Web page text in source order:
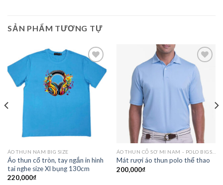
SẢN PHẨM TƯƠNG TỰ
Add to
Wishlist
ÁO THUN NAM BIG SIZE
Áo thun cổ tròn, tay ngắn in hình
tai nghe size Xl bụng 130cm
220,000₫
Add to
Wishlist
Mát rượi áo thun polo thể thao
200,000₫